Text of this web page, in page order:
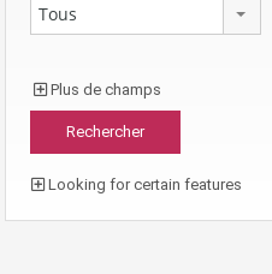
Tous
Plus de champs
Looking for certain features